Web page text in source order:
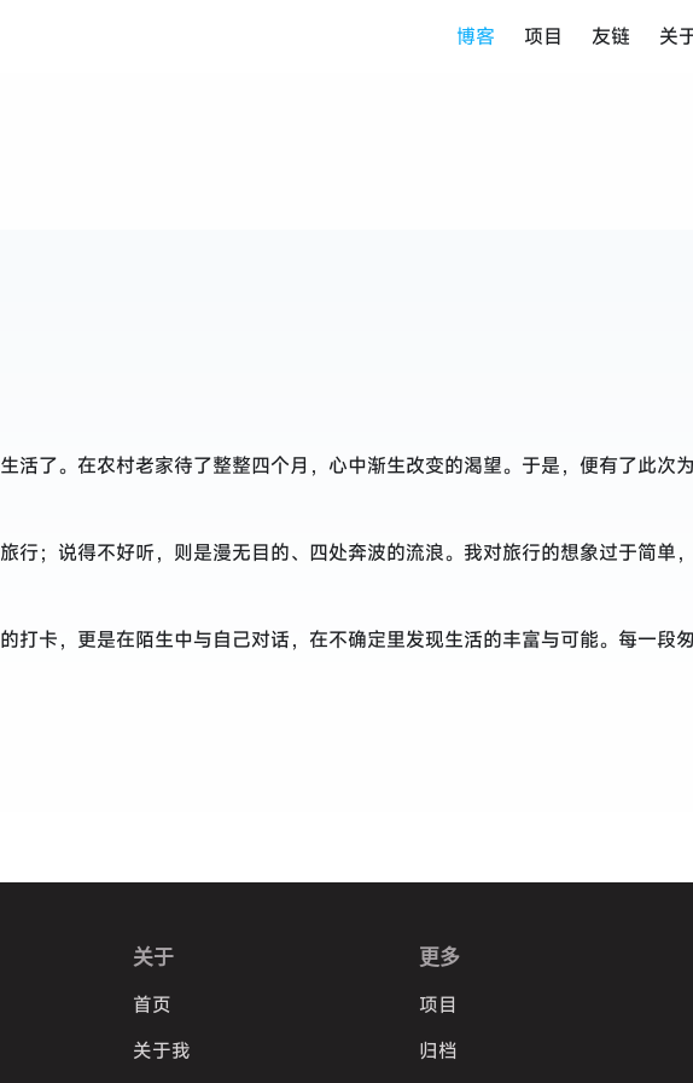
博客 项目 友链 关
活了。在农村老家待了整整四个月，心中渐生改变的渴望。于是，便有了此次
行；说得不好听，则是漫无目的、四处奔波的流浪。我对旅行的想象过于简单
打卡，更是在陌生中与自己对话，在不确定里发现生活的丰富与可能。每一段
关于
首页
关于我
更多
项目
归档